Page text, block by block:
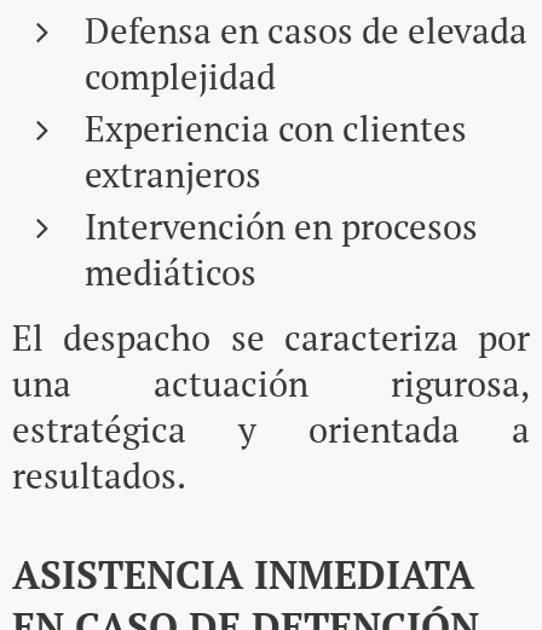
Defensa en casos de elevada
complejidad
Experiencia con clientes
extranjeros
Intervención en procesos
mediáticos
El despacho se caracteriza por
una actuación rigurosa,
estratégica y orientada a
resultados.
ASISTENCIA INMEDIATA